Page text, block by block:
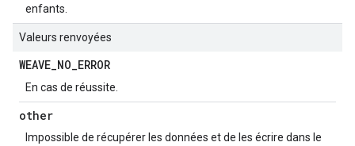
enfants.
Valeurs renvoyées
WEAVE_NO_ERROR
En cas de réussite.
other
Impossible de récupérer les données et de les écrire dans le